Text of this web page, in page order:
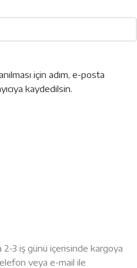
için adım, e-posta
kaydedilsin.
2-3 iş günü içerisinde kargoya
veya e-mail ile